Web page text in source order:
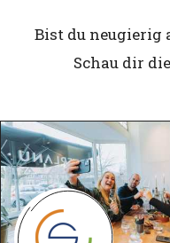
Bist du neugierig
Schau dir